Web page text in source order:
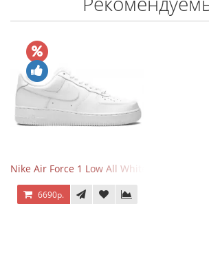
Nike Air Force 1 Low All White
6690р.